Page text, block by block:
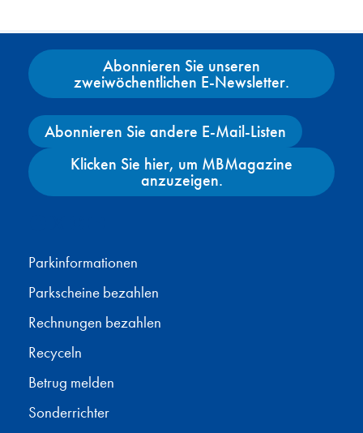
Abonnieren Sie unseren
zweiwöchentlichen E-Newsletter.
Abonnieren Sie andere E-Mail-Listen
Klicken Sie hier, um MBMagazine
anzuzeigen.
Parkinformationen
Parkscheine bezahlen
Rechnungen bezahlen
Recyceln
Betrug melden
Sonderrichter